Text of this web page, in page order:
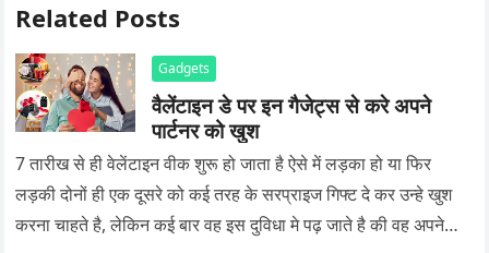
Related Posts
Gadgets
वैलेंटाइन डे पर इन गैजेट्स से करे अपने
पार्टनर को खुश
7 तारीख से ही वेलेंटाइन वीक शुरू हो जाता है ऐसे में लड़का हो या फिर
लड़की दोनों ही एक दूसरे को कई तरह के सरप्राइज गिफ्ट दे कर उन्हे खुश
करना चाहते है, लेकिन कई बार वह इस दुविधा मे पढ़ जाते है की वह अपने